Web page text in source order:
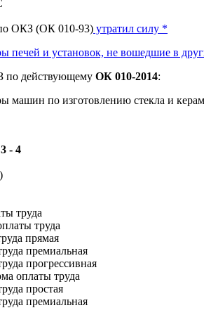
ОКЗ (ОК 010-93) утратил силу *
печей и установок, не вошедшие в
действующему ОК 010-2014:
машин по изготовлению стекла и
3 - 4
труда
труда
прямая
премиальная
прогрессивная
оплаты труда
простая
премиальная